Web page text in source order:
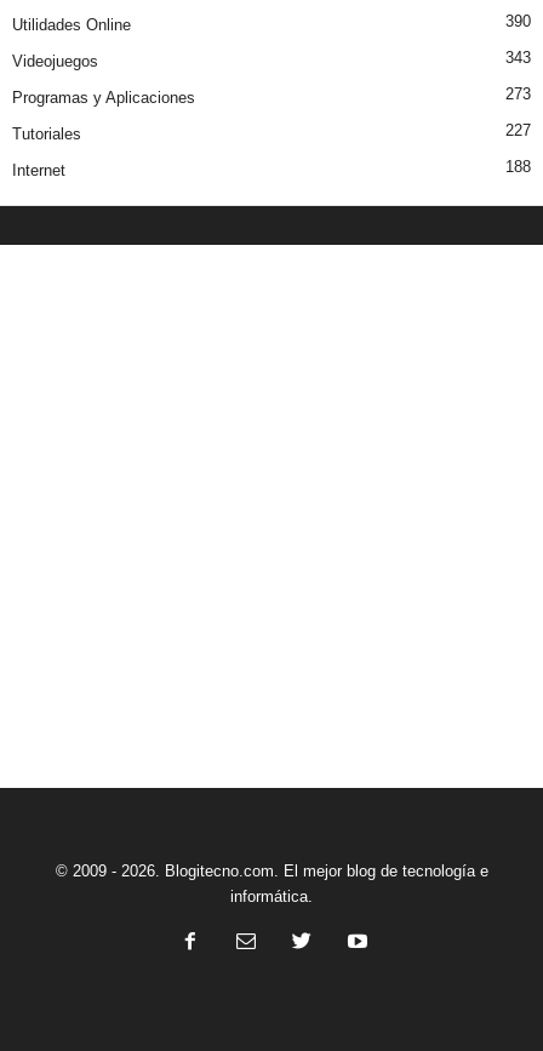
Utilidades Online 390
Videojuegos 343
Programas y Aplicaciones 273
Tutoriales 227
Internet 188
© 2009 - 2026. Blogitecno.com. El mejor blog de tecnología e
informática.